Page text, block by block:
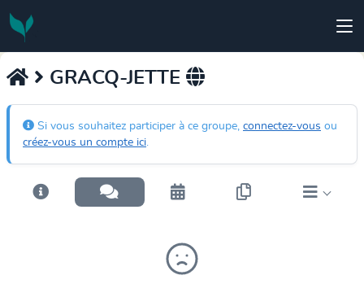
GRACQ-JETTE
Si vous souhaitez participer à ce groupe, connectez-vous ou
créez-vous un compte ici.